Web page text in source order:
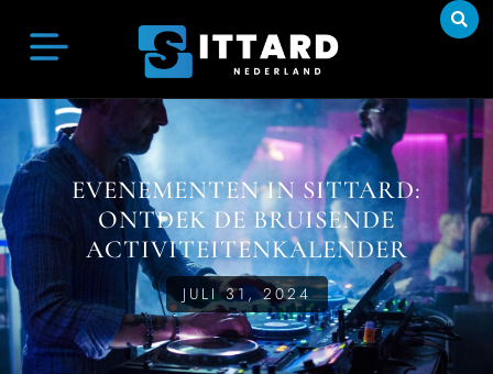
EVENEMENTEN IN SITTARD:
ONTDEK DE BRUISENDE
ACTIVITEITENKALENDER
JULI 31, 2024